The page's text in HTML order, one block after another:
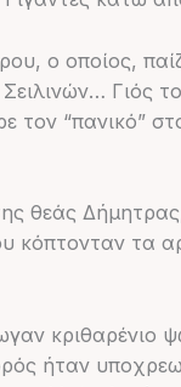
ο οποίος,
Γιός
τον “πανικό”
θεάς
κόπτονταν τα
κριθαρένιο
ήταν